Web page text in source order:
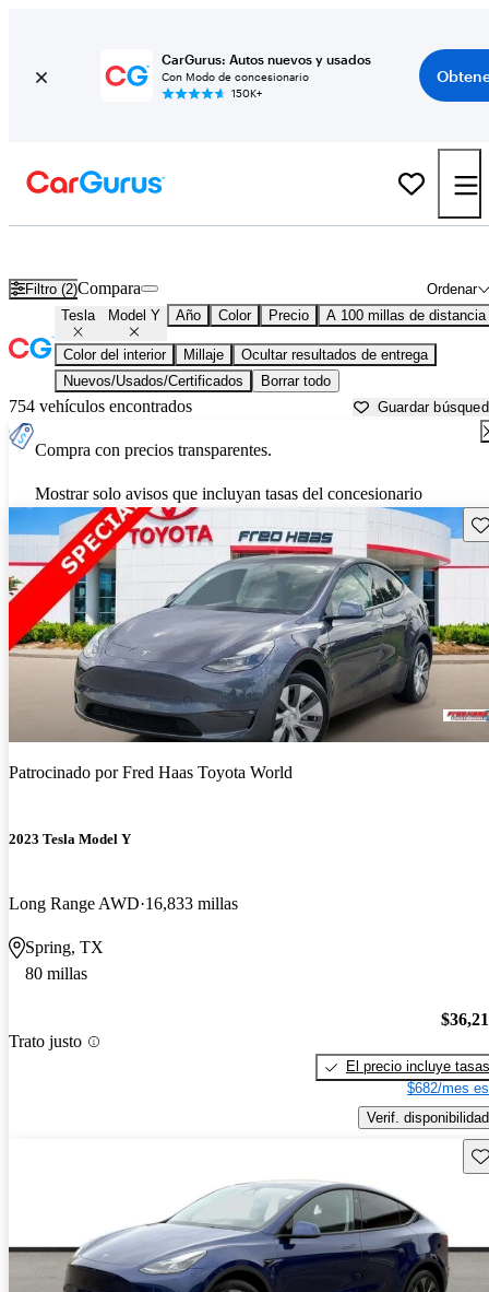
CarGurus: Autos nuevos y usados
Con Modo de concesionario
150K+
Filtro (2) Ordenar
Compara
Tesla Model Y Año Color Precio A 100 millas de distancia
Color del interior Millaje
Ocultar resultados de entrega
Nuevos/Usados/Certificados
Borrar todo
754 vehículos encontrados Guardar
Compra con precios transparentes.
Mostrar solo avisos que incluyan tasas del concesionario
Patrocinado porFred Haas Toyota World
2023 Tesla Model Y
Long Range AWD 16,833 millas
Spring, TX
80 millas
Trato justo
El precio incluye tasas
$682/mes
Verif. disponibilidad